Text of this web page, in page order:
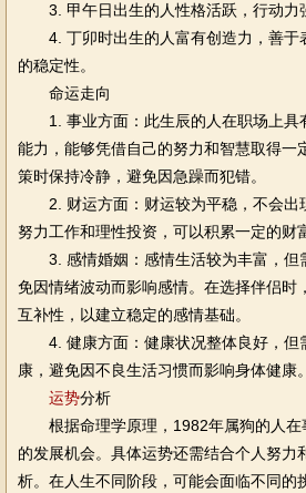
3. 甲午日出生的人性格活跃，行动力
4. 丁卯时出生的人富有创造力，善于
的稳定性。
命运走向
1. 事业方面：此生辰的人在职场上具
能力，能够凭借自己的努力和智慧取得一
策时保持冷静，避免因急躁而犯错。
2. 财运方面：财运较为平稳，不会出
努力工作和理性投资，可以积累一定的财
3. 感情婚姻：感情生活较为丰富，但
免因情绪波动而影响感情。在选择伴侣时
互补性，以建立稳定的感情基础。
4. 健康方面：健康状况整体良好，但
康，避免因不良生活习惯而影响身体健康。
运势分析
根据命理学原理，1982年属狗的人
的发展机会。具体运势还需结合个人努力
析。在人生不同阶段，可能会面临不同的